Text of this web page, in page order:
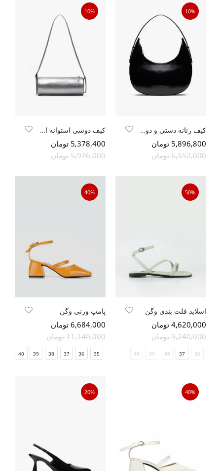
10%
کیف زنانه دستی و دوشی
5,896,800 تومان
6,552,000 تومان
10%
کیف دوشی استوانه ایی
5,378,400 تومان
5,976,000 تومان
50%
اسلاید فلت بندی وگن
4,620,000 تومان
9,240,000 تومان
36
37
38
39
40
40%
پامپ ورنی وگن
6,684,000 تومان
11,140,000 تومان
35
36
37
38
39
40
40%
20%